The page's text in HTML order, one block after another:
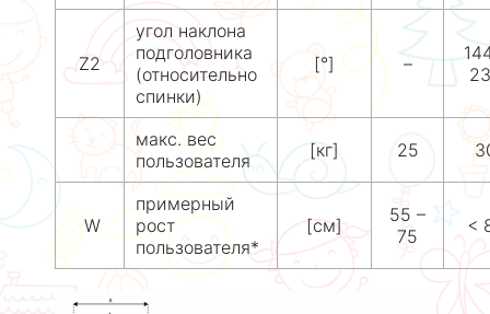
Z2
угол наклона
подголовника
(относительно
спинки)
[°] –
макс. вес
пользователя
[кг] 25
W
примерный
рост
пользователя*
[см]
55 –
75
<